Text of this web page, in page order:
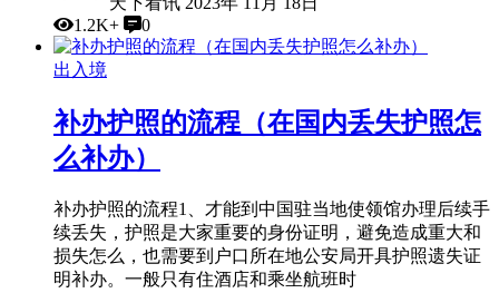
1.2K+
0
出入境
补办护照的流程（在国内丢失护照怎
么补办）
补办护照的流程1、才能到中国驻当地使领馆办理后续手
续丢失，护照是大家重要的身份证明，避免造成重大和
损失怎么，也需要到户口所在地公安局开具护照遗失证
明补办。一般只有住酒店和乘坐航班时